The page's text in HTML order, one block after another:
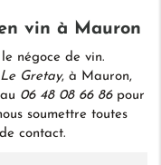
vin à Mauron
négoce de vin.
Gretay, à Mauron,
au 06 48 08 66 86pour
soumettre toutes
contact.